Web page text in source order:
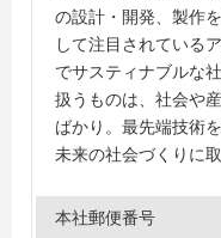
の設計・開発、製作
して注目されている
でサスティナブルな
扱うものは、社会や
ばかり。最先端技術
未来の社会づくりに
本社郵便番号